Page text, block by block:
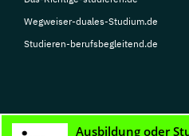
Wegweiser-duales-Studium.de
Studieren-berufsbegleitend.de